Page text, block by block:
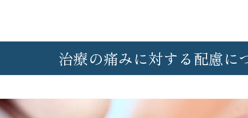
治療の痛みに対する配慮に